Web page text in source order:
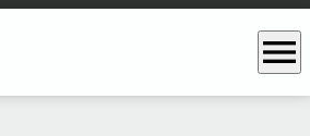
menu